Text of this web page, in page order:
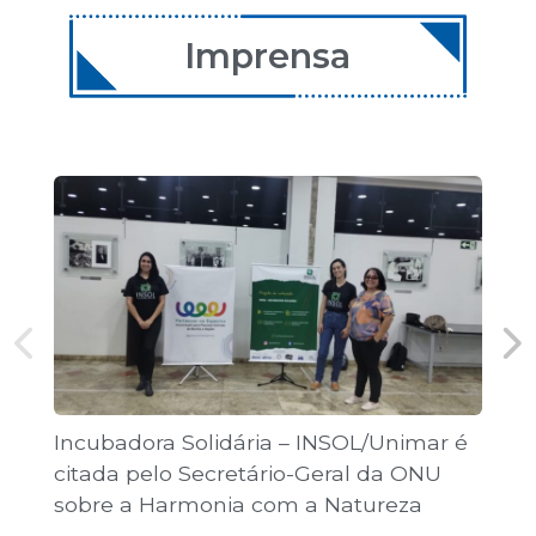
12 de dezembro de 2026
Imprensa
Incubadora Solidária – INSOL/Unimar é
citada pelo Secretário-Geral da ONU
sobre a Harmonia com a Natureza